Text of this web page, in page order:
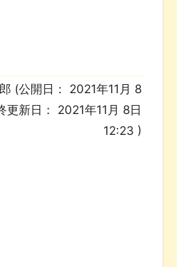
(公開日： 2021年11月 8
更新日： 2021年11月 8日
12:23 )